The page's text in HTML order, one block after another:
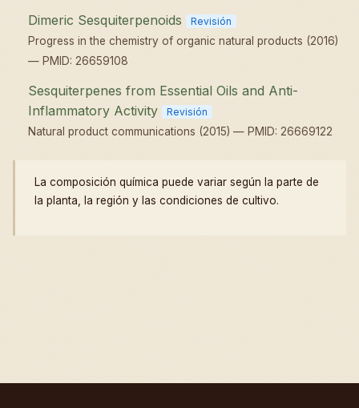
Dimeric Sesquiterpenoids Revisión
Progress in the chemistry of organic natural products (2016)
— PMID: 26659108
Sesquiterpenes from Essential Oils and Anti-
Inflammatory Activity
Revisión
Natural product communications (2015) — PMID: 26669122
La composición química puede variar según la parte de
la planta, la región y las condiciones de cultivo.